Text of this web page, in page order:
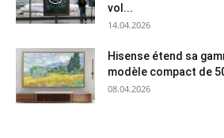
vol...
14.04.2026
Hisense étend sa
modèle compact de
08.04.2026